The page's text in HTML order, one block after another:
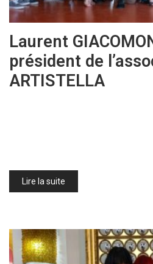
Laurent
président de
ARTISTELLA
Lire la suite